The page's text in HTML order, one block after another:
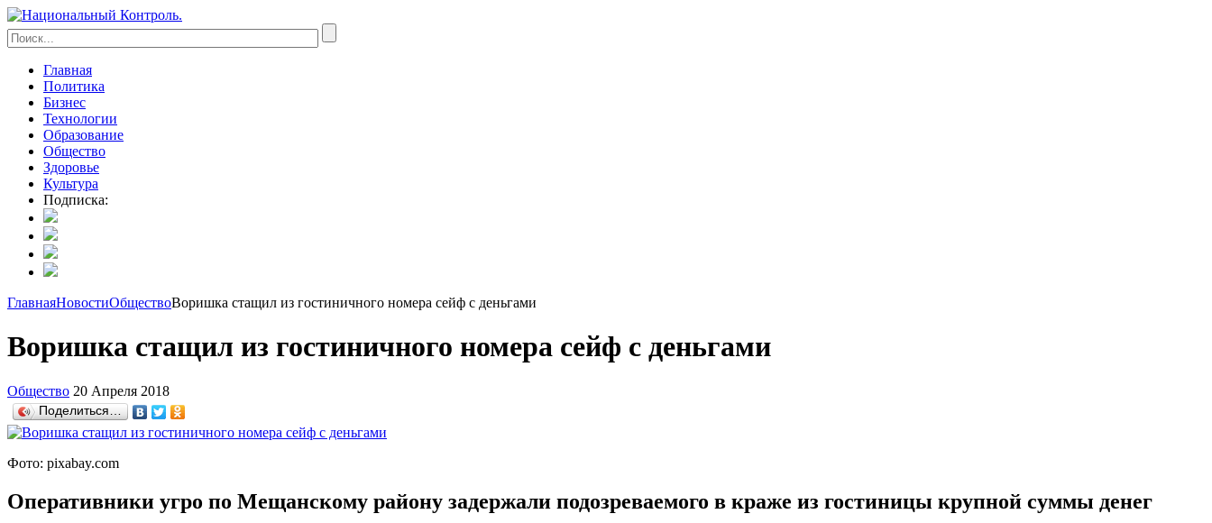
Главная
Политика
Бизнес
Технологии
Образование
Общество
Здоровье
Культура
Подписка:
ГлавнаяНовостиОбществоВоришка стащил из гостиничного номера сейф с деньгами
Воришка стащил из гостиничного номера сейф с деньгами
Общество 20 Апреля 2018
Поделиться…
Фото: pixabay.com
Оперативники угро по Мещанскому району задержали подозреваемого в краже из гостиницы крупной суммы денег